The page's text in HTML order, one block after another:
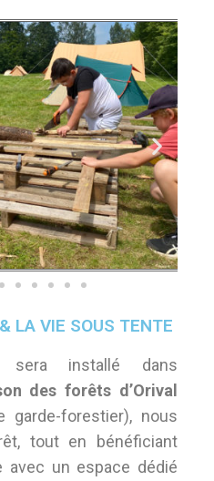
LA VIE SOUS TENTE
sera installé dans
des forêts d’Orival
garde-forestier), nous
tout en bénéficiant
avec un espace dédié